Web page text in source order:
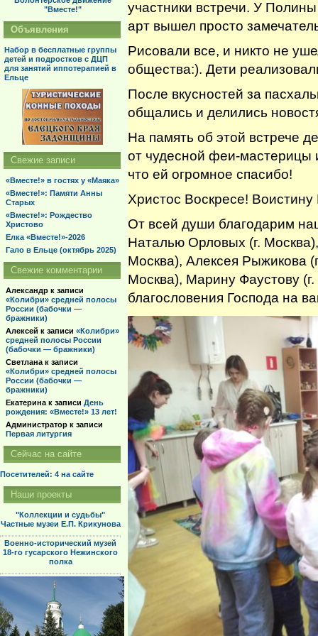
участники встречи. У
арт вышел просто
Рисовали все, и никто не
общества:). Дети
После вкусностей за
общались и делились
На память об этой встрече
от чудесной феи-мастерицы
что ей огромное спасибо!
Христос Воскресе!
От всей души благодарим
Наталью Орловых (г.
Москва), Алексея Рыжикова
Москва), Марину Фаустову
благословения Господа на
"Вместе!"
Объявления
Набор в бесплатные группы
детей и подростков с ДЦП
для занятий иппотерапией в
Ельце
Свежие записи
«Вместе!» в гостях у «Маяка»
«Вместе!»: Памяти Анны
Старых
«Вместе!»: Рождество
Христово
Елка «Вместе!»-2026
Гало в Ельце (октябрь 2025)
Свежие комментарии
Александр к записи
«Колибри» средней полосы
России (бабочки —
бражники)
Алексей к записи «Колибри»
средней полосы России
(бабочки — бражники)
Светлана к записи
«Колибри» средней полосы
России (бабочки —
бражники)
Екатерина к записи День
рождения: «Вместе!» 13 лет!
Администратор к записи
Первая литургия
Сейчас на сайте
Посетителей: 4 на сайте
Наши проекты
"Коллекции и судьбы"
Частные музеи Е.П. Крикунова
Военно-исторический музей
18-го гусарского Нежинского
полка